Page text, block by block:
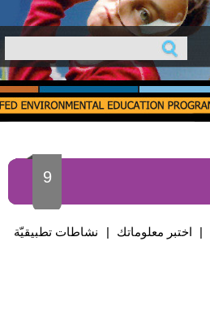
9
نشاطات تطبيقيّة | اختبر معلوماتك |